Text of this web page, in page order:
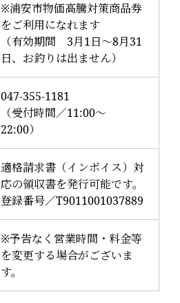
※浦安市物価高騰対策商品券
をご利用になれます
（有効期間 3月1日～8月31
日、お釣りは出ません）
047-355-1181
（受付時間／11:00～
22:00）
適格請求書（インボイス）対
応の領収書を発行可能です。
登録番号／T9011001037889
※予告なく営業時間・料金等
を変更する場合がございま
す。